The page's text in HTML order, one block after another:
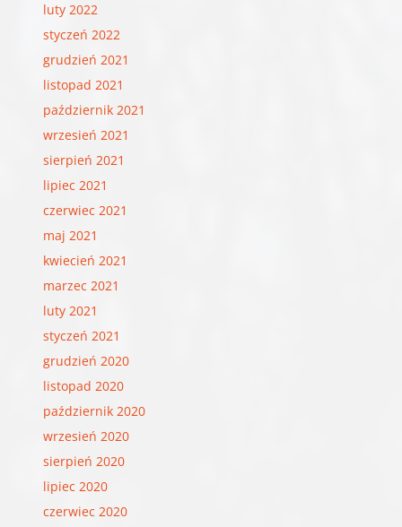
luty 2022
styczeń 2022
grudzień 2021
listopad 2021
październik 2021
wrzesień 2021
sierpień 2021
lipiec 2021
czerwiec 2021
maj 2021
kwiecień 2021
marzec 2021
luty 2021
styczeń 2021
grudzień 2020
listopad 2020
październik 2020
wrzesień 2020
sierpień 2020
lipiec 2020
czerwiec 2020